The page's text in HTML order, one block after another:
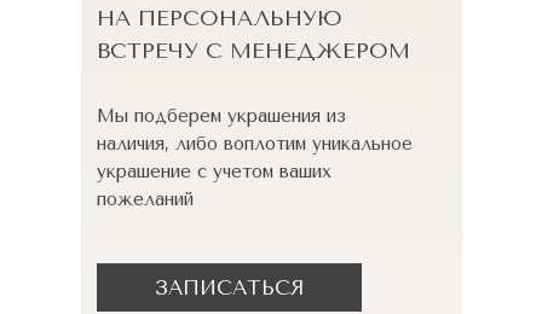
НА ПЕРСОНАЛЬНУЮ
ВСТРЕЧУ С МЕНЕДЖЕРОМ
Мы подберем украшения из
наличия, либо воплотим уникальное
украшение с учетом ваших
пожеланий
ЗАПИСАТЬСЯ